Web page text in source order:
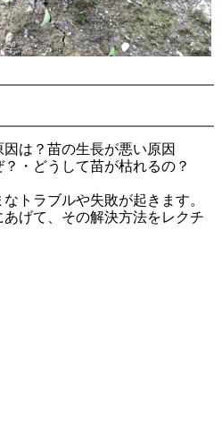
は？苗の生長が悪い原因
・どうして苗が枯れるの？
トラブルや失敗が起きます。
げて、その解決方法をレクチ